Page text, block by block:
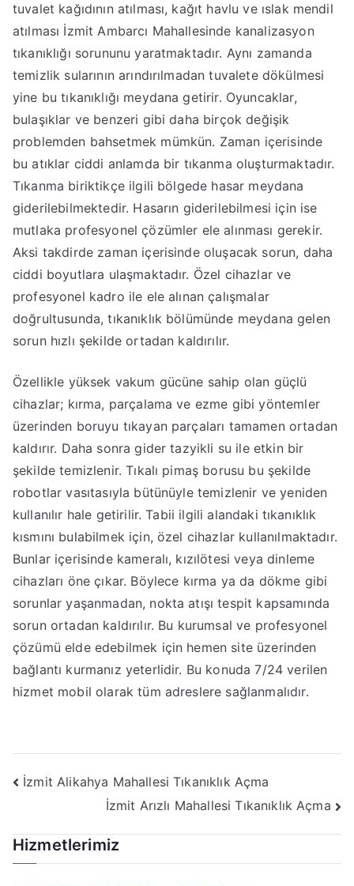
tuvalet kağıdının atılması, kağıt havlu ve ıslak mendil
atılması İzmit Ambarcı Mahallesinde kanalizasyon
tıkanıklığı sorununu yaratmaktadır. Aynı zamanda
temizlik sularının arındırılmadan tuvalete dökülmesi
yine bu tıkanıklığı meydana getirir. Oyuncaklar,
bulaşıklar ve benzeri gibi daha birçok değişik
problemden bahsetmek mümkün. Zaman içerisinde
bu atıklar ciddi anlamda bir tıkanma oluşturmaktadır.
Tıkanma biriktikçe ilgili bölgede hasar meydana
giderilebilmektedir. Hasarın giderilebilmesi için ise
mutlaka profesyonel çözümler ele alınması gerekir.
Aksi takdirde zaman içerisinde oluşacak sorun, daha
ciddi boyutlara ulaşmaktadır. Özel cihazlar ve
profesyonel kadro ile ele alınan çalışmalar
doğrultusunda, tıkanıklık bölümünde meydana gelen
sorun hızlı şekilde ortadan kaldırılır.
Özellikle yüksek vakum gücüne sahip olan güçlü
cihazlar; kırma, parçalama ve ezme gibi yöntemler
üzerinden boruyu tıkayan parçaları tamamen ortadan
kaldırır. Daha sonra gider tazyikli su ile etkin bir
şekilde temizlenir. Tıkalı pimaş borusu bu şekilde
robotlar vasıtasıyla bütünüyle temizlenir ve yeniden
kullanılır hale getirilir. Tabii ilgili alandaki tıkanıklık
kısmını bulabilmek için, özel cihazlar kullanılmaktadır.
Bunlar içerisinde kameralı, kızılötesi veya dinleme
cihazları öne çıkar. Böylece kırma ya da dökme gibi
sorunlar yaşanmadan, nokta atışı tespit kapsamında
sorun ortadan kaldırılır. Bu kurumsal ve profesyonel
çözümü elde edebilmek için hemen site üzerinden
bağlantı kurmanız yeterlidir. Bu konuda 7/24 verilen
hizmet mobil olarak tüm adreslere sağlanmalıdır.
Yazı
gezinmesi
İzmit Alikahya Mahallesi Tıkanıklık Açma
İzmit Arızlı Mahallesi Tıkanıklık Açma
Hizmetlerimiz